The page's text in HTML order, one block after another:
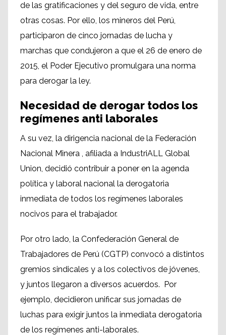
de las gratificaciones y del seguro de vida, entre
otras cosas. Por ello, los mineros del Perú,
participaron de cinco jornadas de lucha y
marchas que condujeron a que el 26 de enero de
2015, el Poder Ejecutivo promulgara una norma
para derogar la ley.
Necesidad de derogar todos los
regímenes anti laborales
A su vez, la dirigencia nacional de la Federación
Nacional Minera , afiliada a IndustriALL Global
Union, decidió contribuir a poner en la agenda
política y laboral nacional la derogatoria
inmediata de todos los regímenes laborales
nocivos para el trabajador.
Por otro lado, la Confederación General de
Trabajadores de Perú (CGTP) convocó a distintos
gremios sindicales y a los colectivos de jóvenes,
y juntos llegaron a diversos acuerdos. Por
ejemplo, decidieron unificar sus jornadas de
luchas para exigir juntos la inmediata derogatoria
de los regímenes anti-laborales.